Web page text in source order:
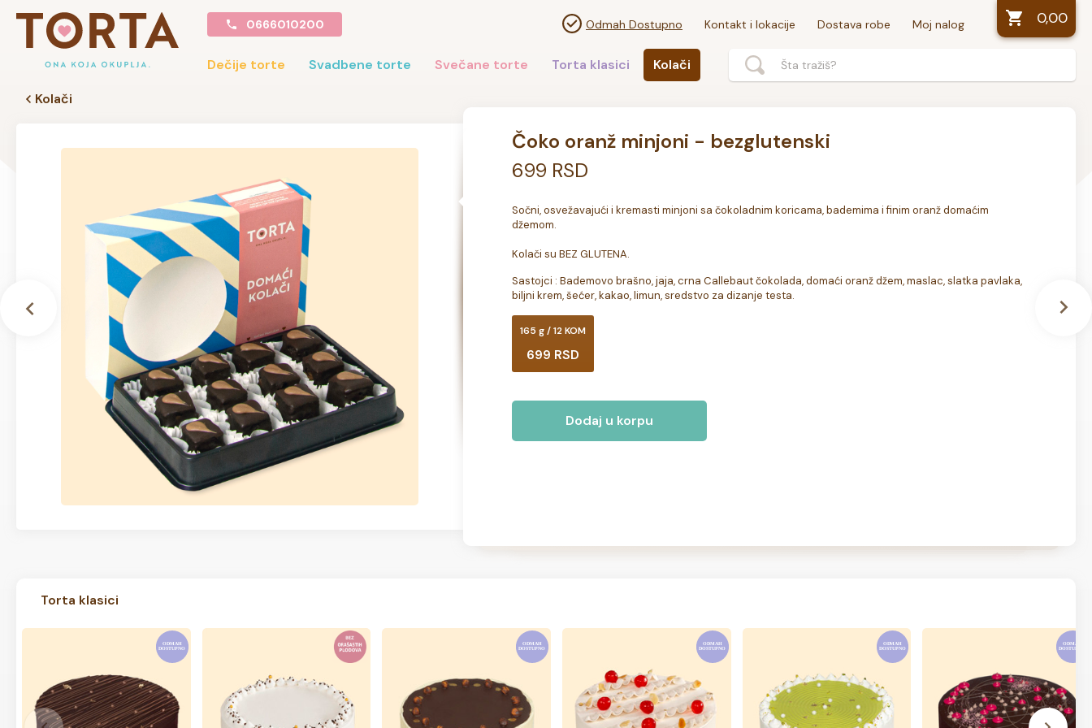
0666010200 Odmah Dostupno Kontakt i lokacije Dostava robe Moj nalog 0,00
Dečije torte Svadbene torte Svečane torte Torta klasici
Kolači
Kolači
Čoko oranž minjoni - bezglutenski
699 RSD
Sočni, osvežavajući i kremasti minjoni sa čokoladnim koricama, bademima i finim oranž domaćim
džemom.
Kolači su BEZ GLUTENA.
Sastojci : Bademovo brašno, jaja, crna Callebaut čokolada, domaći oranž džem, maslac, slatka pavlaka,
biljni krem, šećer, kakao, limun, sredstvo za dizanje testa.
165 g / 12 KOM
699 RSD
Dodaj u korpu
Torta klasici